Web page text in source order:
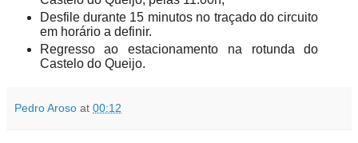
Desfile durante 15 minutos no traçado do circuito
em horário a definir.
Regresso ao estacionamento na rotunda do
Castelo do Queijo.
Pedro Aroso at 00:12